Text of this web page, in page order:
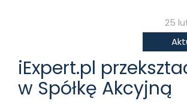
25
iExpert.pl
w Spółkę Akcyjną